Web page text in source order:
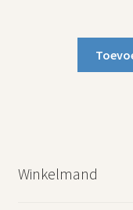
Winkelmand